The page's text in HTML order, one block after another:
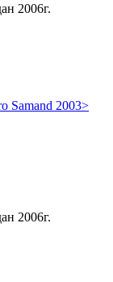
2006г.
Samand 2003>
2006г.